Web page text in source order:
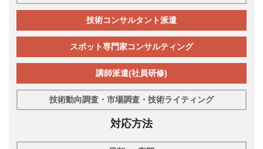
技術コンサルタント派遣
スポット専門家コンサルティング
講師派遣(社員研修)
技術動向調査・市場調査・技術ライティング
対応方法